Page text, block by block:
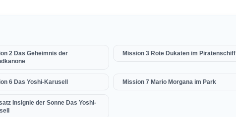
2 Das Geheimnis der
Mission 3 Rote Dukaten im Piratenschiff
6 Das Yoshi-Karusell Mission 7 Mario Morgana im Park
Insignie der Sonne Das Yoshi-